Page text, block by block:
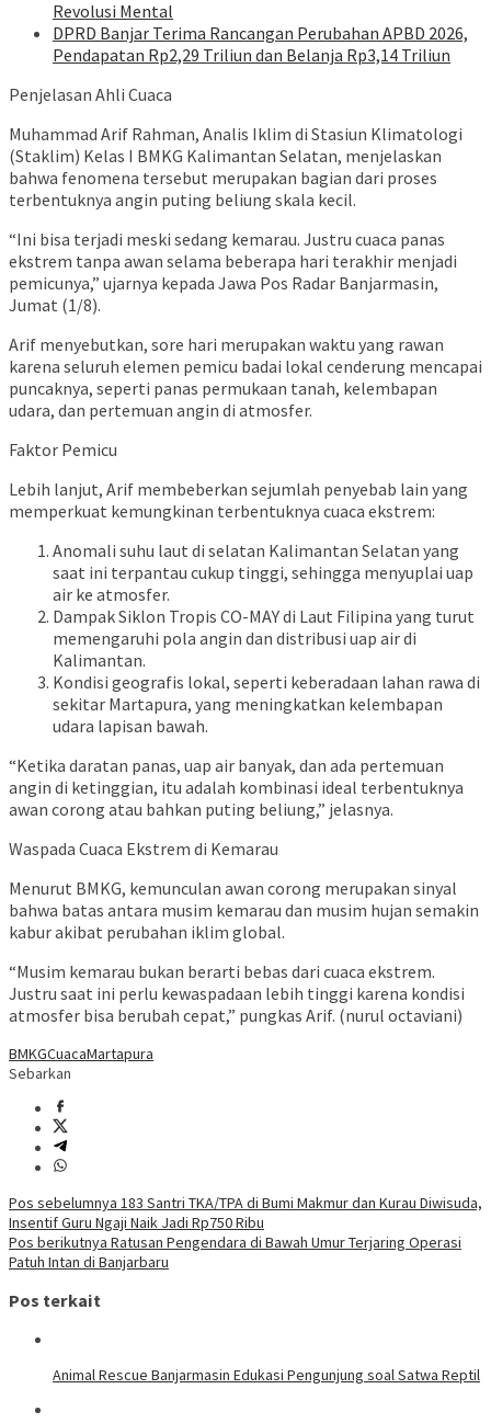
Revolusi Mental
DPRD Banjar Terima Rancangan Perubahan APBD 2026,
Pendapatan Rp2,29 Triliun dan Belanja Rp3,14 Triliun
Penjelasan Ahli Cuaca
Muhammad Arif Rahman, Analis Iklim di Stasiun Klimatologi
(Staklim) Kelas I BMKG Kalimantan Selatan, menjelaskan
bahwa fenomena tersebut merupakan bagian dari proses
terbentuknya angin puting beliung skala kecil.
“Ini bisa terjadi meski sedang kemarau. Justru cuaca panas
ekstrem tanpa awan selama beberapa hari terakhir menjadi
pemicunya,” ujarnya kepada Jawa Pos Radar Banjarmasin,
Jumat (1/8).
Arif menyebutkan, sore hari merupakan waktu yang rawan
karena seluruh elemen pemicu badai lokal cenderung mencapai
puncaknya, seperti panas permukaan tanah, kelembapan
udara, dan pertemuan angin di atmosfer.
Faktor Pemicu
Lebih lanjut, Arif membeberkan sejumlah penyebab lain yang
memperkuat kemungkinan terbentuknya cuaca ekstrem:
Anomali suhu laut di selatan Kalimantan Selatan yang
saat ini terpantau cukup tinggi, sehingga menyuplai uap
air ke atmosfer.
Dampak Siklon Tropis CO-MAY di Laut Filipina yang turut
memengaruhi pola angin dan distribusi uap air di
Kalimantan.
Kondisi geografis lokal, seperti keberadaan lahan rawa di
sekitar Martapura, yang meningkatkan kelembapan
udara lapisan bawah.
“Ketika daratan panas, uap air banyak, dan ada pertemuan
angin di ketinggian, itu adalah kombinasi ideal terbentuknya
awan corong atau bahkan puting beliung,” jelasnya.
Waspada Cuaca Ekstrem di Kemarau
Menurut BMKG, kemunculan awan corong merupakan sinyal
bahwa batas antara musim kemarau dan musim hujan semakin
kabur akibat perubahan iklim global.
“Musim kemarau bukan berarti bebas dari cuaca ekstrem.
Justru saat ini perlu kewaspadaan lebih tinggi karena kondisi
atmosfer bisa berubah cepat,” pungkas Arif. (nurul octaviani)
BMKGCuacaMartapura
Sebarkan
Navigasi
pos
Pos sebelumnya 183 Santri TKA/TPA di Bumi Makmur dan Kurau Diwisuda,
Insentif Guru Ngaji Naik Jadi Rp750 Ribu
Pos berikutnya Ratusan Pengendara di Bawah Umur Terjaring Operasi
Patuh Intan di Banjarbaru
Pos terkait
Animal Rescue Banjarmasin Edukasi Pengunjung soal Satwa Reptil